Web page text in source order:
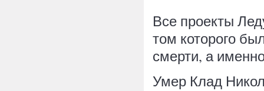
Все проекты
том которого
смерти, а
Умер Клад